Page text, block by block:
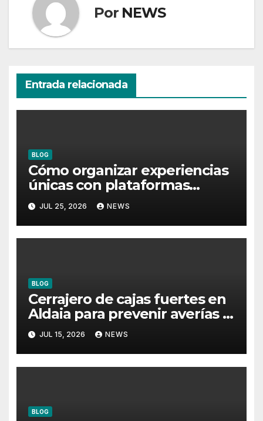
Por NEWS
Entrada relacionada
BLOG
Cómo organizar experiencias
únicas con plataformas
flotantes para eventos
JUL 25, 2026 NEWS
BLOG
Cerrajero de cajas fuertes en
Aldaia para prevenir averías y
conservar la protección
JUL 15, 2026 NEWS
BLOG